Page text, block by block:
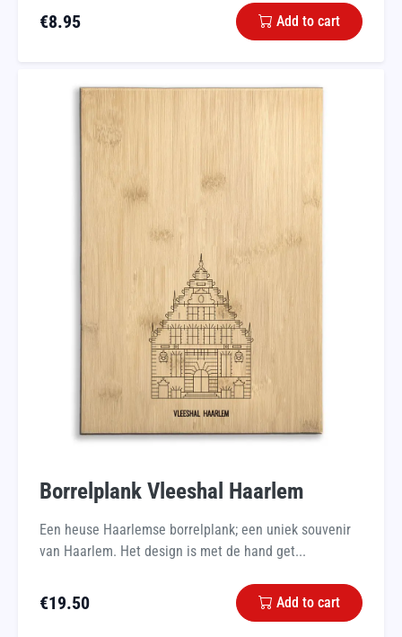
€8.95 Add to cart
Borrelplank Vleeshal Haarlem
Een heuse Haarlemse borrelplank; een uniek souvenir
van Haarlem. Het design is met de hand get...
€19.50 Add to cart